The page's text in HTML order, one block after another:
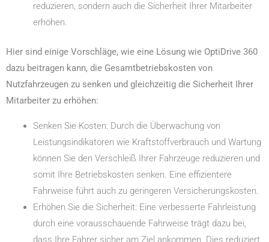
reduzieren, sondern auch die Sicherheit Ihrer Mitarbeiter
erhöhen.
Hier sind einige Vorschläge, wie eine Lösung wie OptiDrive 360
dazu beitragen kann, die Gesamtbetriebskosten von
Nutzfahrzeugen zu senken und gleichzeitig die Sicherheit Ihrer
Mitarbeiter zu erhöhen:
Senken Sie Kosten: Durch die Überwachung von
Leistungsindikatoren wie Kraftstoffverbrauch und Wartung
können Sie den Verschleiß Ihrer Fahrzeuge reduzieren und
somit Ihre Betriebskosten senken. Eine effizientere
Fahrweise führt auch zu geringeren Versicherungskosten.
Erhöhen Sie die Sicherheit: Eine verbesserte Fahrleistung
durch eine vorausschauende Fahrweise trägt dazu bei,
dass Ihre Fahrer sicher am Ziel ankommen. Dies reduziert